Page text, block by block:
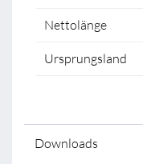
Nettolänge
Ursprungsland
Downloads